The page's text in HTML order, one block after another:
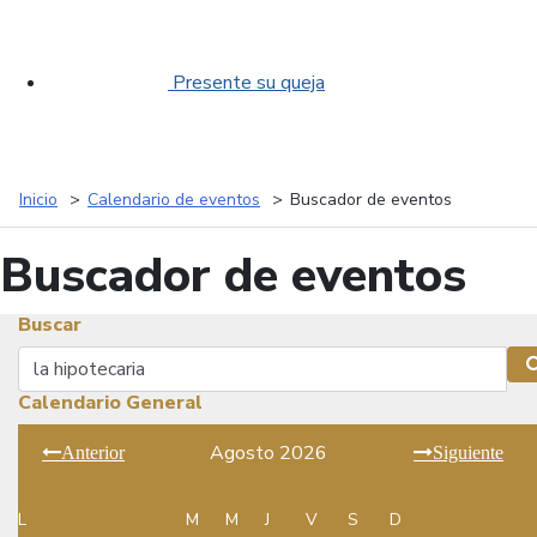
Presente su queja
Inicio Calendario de eventos Buscador de eventos
Buscador de eventos
Buscar
Buscar
Calendario General
Anterior Agosto 2026 Siguiente
L M M J V S D